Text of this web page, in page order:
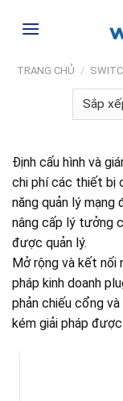
TRANG CHỦ /
Định cấu hình và
chi phí các thiết bị
năng quản lý mạng
nâng cấp lý tưởng
được quản lý.
Mở rộng và kết nối
pháp kinh doanh
phản chiếu cổng
kém giải pháp